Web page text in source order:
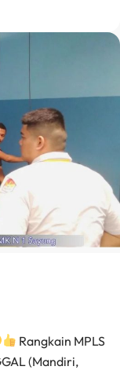
Rangkain MPLS
(Mandiri,